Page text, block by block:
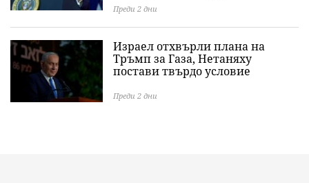
Преди 2 дни
Израел отхвърли плана на
Тръмп за Газа, Нетаняху
постави твърдо условие
Преди 2 дни